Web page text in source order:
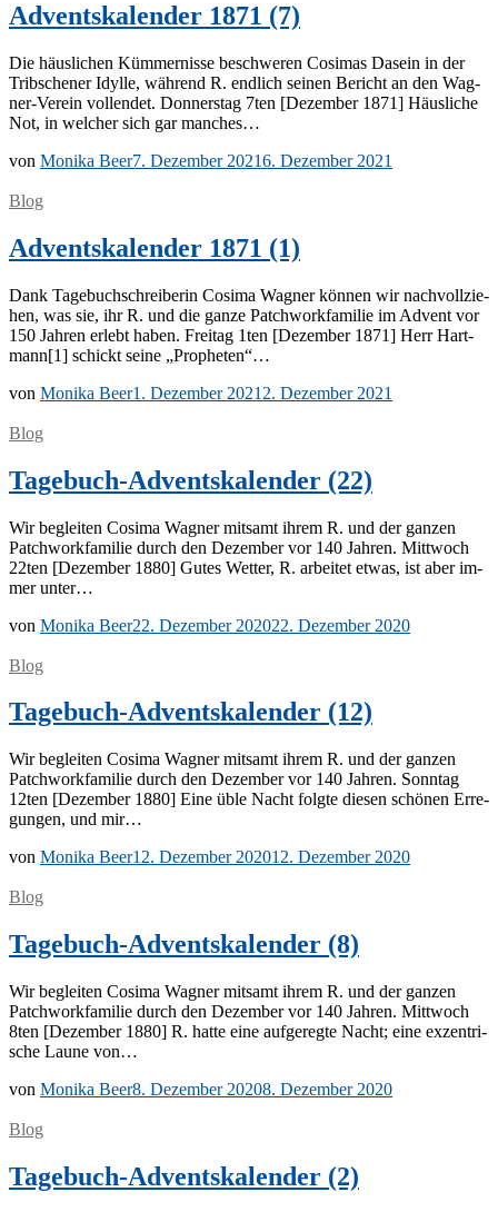
Adventskalender 1871 (7)
Die häus­li­chen Küm­mer­nis­se be­schwe­ren Co­si­mas Da­sein in der
Trib­sche­ner Idyl­le, wäh­rend R. end­lich sei­nen Be­richt an den Wa­g­­
ner-Ver­­ein voll­endet. Don­ners­tag 7ten [De­zem­ber 1871] Häus­li­che
Not, in wel­cher sich gar manches…
von Monika Beer7. Dezember 20216. Dezember 2021
Blog
Adventskalender 1871 (1)
Dank Ta­ge­buch­schrei­be­rin Co­si­ma Wag­ner kön­nen wir nach­voll­zie­
hen, was sie, ihr R. und die gan­ze Patch­work­fa­mi­lie im Ad­vent vor
150 Jah­ren er­lebt ha­ben. Frei­tag 1ten [De­zem­ber 1871] Herr Hart­
mann[1] schickt sei­ne „Pro­phe­ten“…
von Monika Beer1. Dezember 2021 2. Dezember 2021
Blog
Tagebuch-Adventskalender (22)
Wir be­glei­ten Co­si­ma Wag­ner mit­samt ih­rem R. und der gan­zen
Patch­work­fa­mi­lie durch den De­zem­ber vor 140 Jah­ren. Mitt­woch
22ten [De­zem­ber 1880] Gu­tes Wet­ter, R. ar­bei­tet et­was, ist aber im­
mer unter…
von Monika Beer22. Dezember 202022. Dezember 2020
Blog
Tagebuch-Adventskalender (12)
Wir be­glei­ten Co­si­ma Wag­ner mit­samt ih­rem R. und der gan­zen
Patch­work­fa­mi­lie durch den De­zem­ber vor 140 Jah­ren. Sonn­tag
12ten [De­zem­ber 1880] Eine üble Nacht folg­te die­sen schö­nen Er­re­
gun­gen, und mir…
von Monika Beer12. Dezember 202012. Dezember 2020
Blog
Tagebuch-Adventskalender (8)
Wir be­glei­ten Co­si­ma Wag­ner mit­samt ih­rem R. und der gan­zen
Patch­work­fa­mi­lie durch den De­zem­ber vor 140 Jah­ren. Mitt­woch
8ten [De­zem­ber 1880] R. hat­te eine auf­ge­reg­te Nacht; eine ex­zen­tri­
sche Lau­ne von…
von Monika Beer8. Dezember 20208. Dezember 2020
Blog
Tagebuch-Adventskalender (2)